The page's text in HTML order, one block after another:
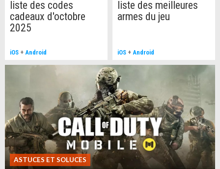
liste des codes
cadeaux d'octobre
2025
iOS + Android
liste des meilleures
armes du jeu
iOS + Android
ASTUCES ET SOLUCES